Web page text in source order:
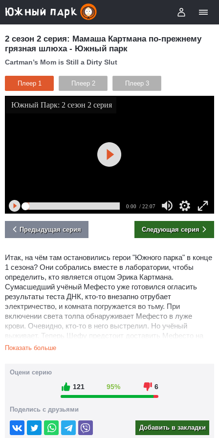
2 сезон 2 серия: Мамаша Картмана по-прежнему
грязная шлюха - Южный парк
Cartman’s Mom is Still a Dirty Slut
Плеер 1 Плеер 2 Плеер 3
Южный Парк: 2 сезон 2 серия
0:00 / 22:07
Предыдущая серия Следующая серия
Итак, на чём там остановились герои "Южного парка" в конце
1 сезона? Они собрались вместе в лаборатории, чтобы
определить, кто является отцом Эрика Картмана.
Сумасшедший учёный Мефесто уже готовился огласить
результаты теста ДНК, кто-то внезапно отрубает
электричество, и комната погружается во тьму. При
включении света толпа обнаруживает Мефесто в луже
крови. Очевидно, кто-то в него выстрелил. Но учёный
выживает. Теперь Шефу предстоит доставить Мефесто на
машине в местную больницу, чтобы спасти его и наконец-то
А меж тем в город прибывает съёмочная группа передачи
"Внимание, розыск" из Лос-Анджелеса. Они пронюхали об
истории с Эриком Картманом и сейчас намереваются снять
настоящий фильм, основанный на произошедшем накануне.
Остаётся только нанять актёров — и работа началась.
Вскоре Южный парк накрывает снежная буря. Из-за этого в
Показать больше
Оцени серию
121 95% 6
Поделись с друзьями
Добавить в закладки